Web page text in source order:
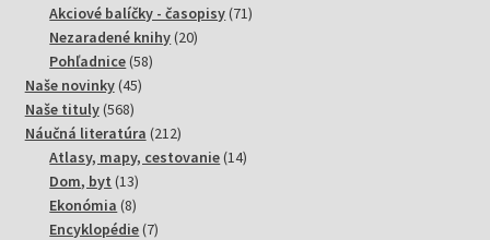
produktov
Akciové balíčky - časopisy 7171
Nezaradené knihy 2020
Pohľadnice 5858
Naše novinky 4545
Naše tituly 568568
produktov
Náučná literatúra 212212
produktov
Atlasy, mapy, cestovanie 1414
Dom, byt 1313
produktov
Ekonómia 88
produktov
Encyklopédie 77